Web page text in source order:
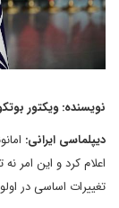
نویسنده: ویکتور
دیپلماسی ایرانی:
اعلام کرد و این امر
تغییرات اساسی در